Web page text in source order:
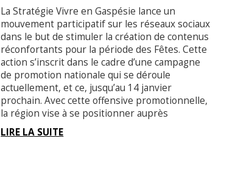
La Stratégie Vivre en Gaspésie lance un
mouvement participatif sur les réseaux sociaux
dans le but de stimuler la création de contenus
réconfortants pour la période des Fêtes. Cette
action s’inscrit dans le cadre d’une campagne
de promotion nationale qui se déroule
actuellement, et ce, jusqu’au 14 janvier
prochain. Avec cette offensive promotionnelle,
la région vise à se positionner auprès
LIRE LA SUITE